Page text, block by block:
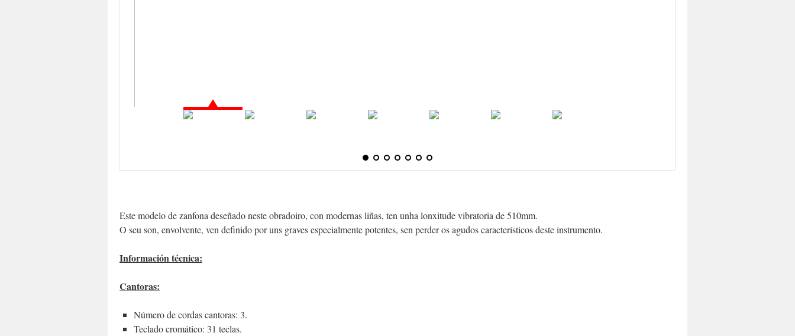
Este modelo de zanfona deseñado neste obradoiro, con modernas liñas, ten unha lonxitude vibratoria de 510mm.
O seu son, envolvente, ven definido por uns graves especialmente potentes, sen perder os agudos característicos deste instrumento.
Información técnica:
Cantoras:
Número de cordas cantoras: 3.
Teclado cromático: 31 teclas.